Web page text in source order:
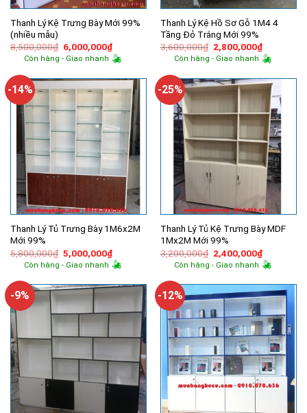
Thanh Lý Kệ Trưng Bày Mới 99%
(nhiều mẫu)
8,500,000₫ Giá
gốc
là:
6,000,000₫Giá
hiện
tại
6,000,000₫.
Còn hàng - Giao nhanh
Thanh Lý Kệ Hồ Sơ Gỗ 1M4 4
Tầng Đỏ Trắng Mới 99%
3,600,000₫ Giá
gốc
là:
2,800,000₫Giá
hiện
tại
Còn hàng - Giao nhanh
-14%
Thanh Lý Tủ Trưng Bày 1M6x2M
Mới 99%
5,800,000₫ Giá
gốc
là:
5,000,000₫Giá
hiện
tại
5,000,000₫.
Còn hàng - Giao nhanh
-25%
Thanh Lý Tủ Kệ Trưng Bày MDF
1Mx2M Mới 99%
3,200,000₫ Giá
gốc
là:
2,400,000₫Giá
hiện
tại
Còn hàng - Giao nhanh
-9% -12%